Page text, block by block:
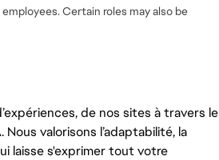
Certain roles may also be
de nos sites à travers le
valorisons l’adaptabilité, la
laisse s'exprimer tout votre